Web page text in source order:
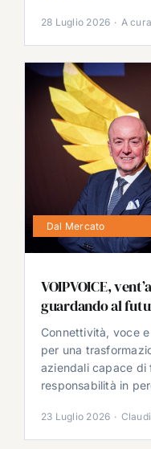
28 Luglio 2026 · A
Dal Mercato
VOIPVOICE,
guardando al
Connettività, voce
per una
aziendali capace di
responsabilità in
23 Luglio 2026 ·